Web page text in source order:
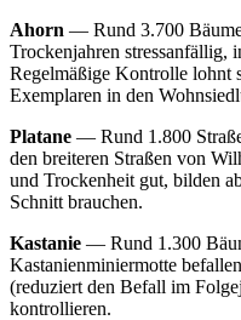
Ahorn — Rund 3.700
Trockenjahren stressanfällig,
Regelmäßige Kontrolle lohnt
Exemplaren in den
Platane — Rund 1.800
den breiteren Straßen von
und Trockenheit gut, bilden
Schnitt brauchen.
Kastanie — Rund 1.300
Kastanienminiermotte
(reduziert den Befall im
kontrollieren.